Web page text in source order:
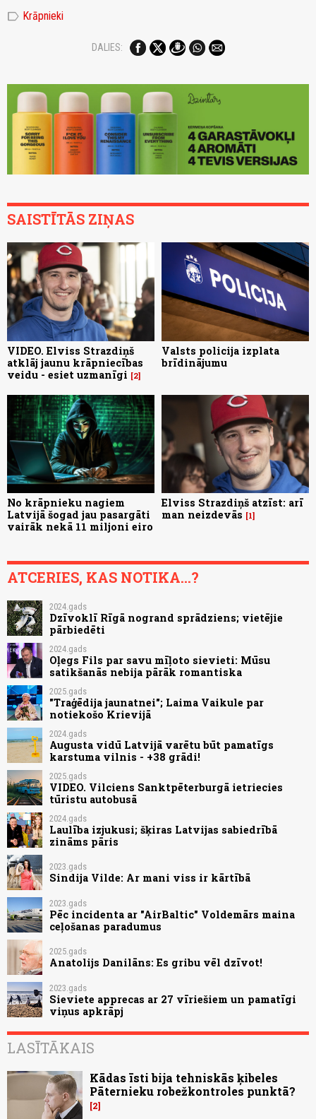
label Krāpnieki
DALIES:
SAISTĪTĀS ZIŅAS
VIDEO. Elviss Strazdiņš
atklāj jaunu krāpniecības
veidu - esiet uzmanīgi
2
Valsts policija izplata
brīdinājumu
No krāpnieku nagiem
Latvijā šogad jau pasargāti
vairāk nekā 11 miljoni eiro
Elviss Strazdiņš atzīst: arī
man neizdevās
1
ATCERIES, KAS NOTIKA...?
2024.gads
Dzīvoklī Rīgā nogrand sprādziens; vietējie
pārbiedēti
2024.gads
Oļegs Fils par savu mīļoto sievieti: Mūsu
satikšanās nebija pārāk romantiska
2025.gads
"Traģēdija jaunatnei"; Laima Vaikule par
notiekošo Krievijā
2024.gads
Augusta vidū Latvijā varētu būt pamatīgs
karstuma vilnis - +38 grādi!
2025.gads
VIDEO. Vilciens Sanktpēterburgā ietriecies
tūristu autobusā
2024.gads
Laulība izjukusi; šķiras Latvijas sabiedrībā
zināms pāris
2023.gads
Sindija Vilde: Ar mani viss ir kārtībā
2023.gads
Pēc incidenta ar "AirBaltic" Voldemārs maina
ceļošanas paradumus
2025.gads
Anatolijs Danilāns: Es gribu vēl dzīvot!
2023.gads
Sieviete apprecas ar 27 vīriešiem un pamatīgi
viņus apkrāpj
LASĪTĀKAIS
Kādas īsti bija tehniskās ķibeles
Pāternieku robežkontroles punktā?
2